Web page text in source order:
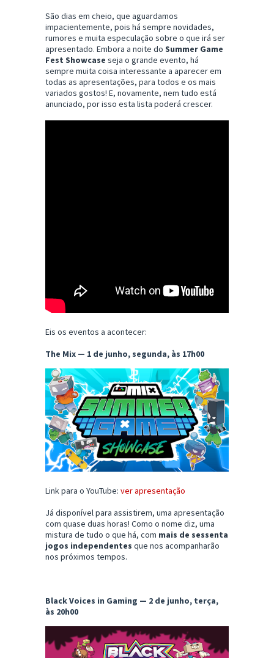
São dias em cheio, que aguardamos
impacientemente, pois há sempre novidades,
rumores e muita especulação sobre o que irá ser
apresentado. Embora a noite do Summer Game
Fest Showcase seja o grande evento, há
sempre muita coisa interessante a aparecer em
todas as apresentações, para todos e os mais
variados gostos! E, novamente, nem tudo está
anunciado, por isso esta lista poderá crescer.
Eis os eventos a acontecer:
The Mix — 1 de junho, segunda, às 17h00
Link para o YouTube: ver apresentação
Já disponível para assistirem, uma apresentação
com quase duas horas! Como o nome diz, uma
mistura de tudo o que há, com mais de sessenta
jogos independentes que nos acompanharão
nos próximos tempos.
Black Voices in Gaming — 2 de junho, terça,
às 20h00